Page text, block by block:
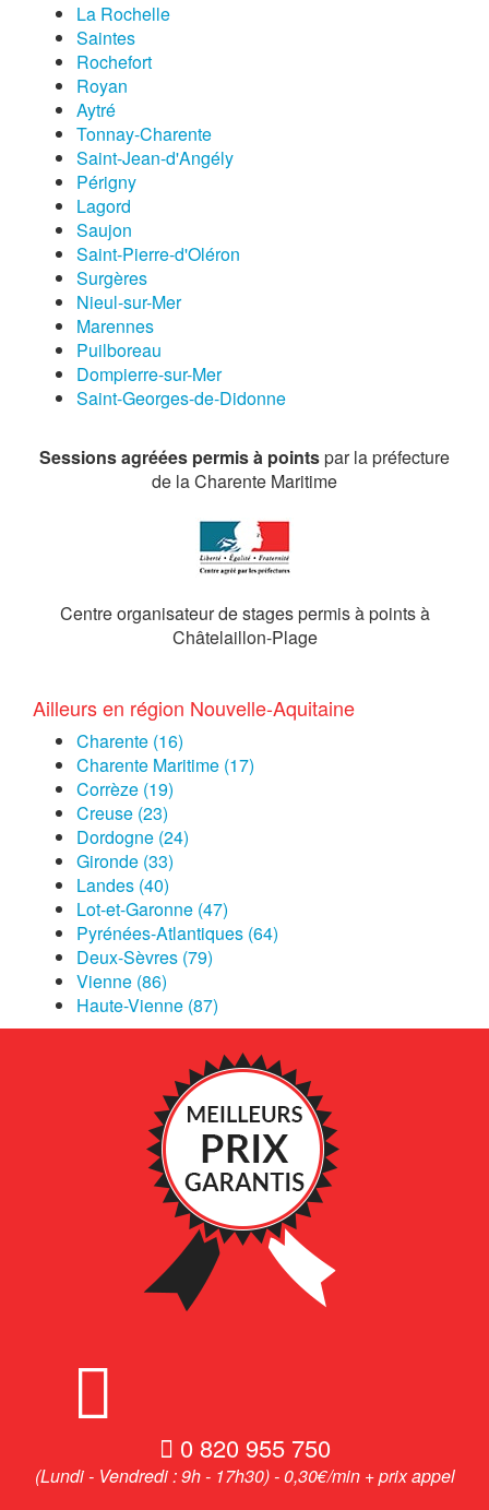
La Rochelle
Saintes
Rochefort
Royan
Aytré
Tonnay-Charente
Saint-Jean-d'Angély
Périgny
Lagord
Saujon
Saint-Pierre-d'Oléron
Surgères
Nieul-sur-Mer
Marennes
Puilboreau
Dompierre-sur-Mer
Saint-Georges-de-Didonne
Sessions agréées permis à pointspar la préfecture
de la Charente Maritime
Centre organisateur de stages permis à points à
Châtelaillon-Plage
Ailleurs en région Nouvelle-Aquitaine
Charente (16)
Charente Maritime (17)
Corrèze (19)
Creuse (23)
Dordogne (24)
Gironde (33)
Landes (40)
Lot-et-Garonne (47)
Pyrénées-Atlantiques (64)
Deux-Sèvres (79)
Vienne (86)
Haute-Vienne (87)
0 820 955 750
(Lundi - Vendredi : 9h - 17h30) - 0,30€/min + prix appel